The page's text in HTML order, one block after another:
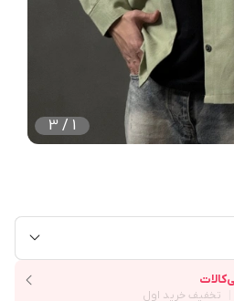
1
/
3